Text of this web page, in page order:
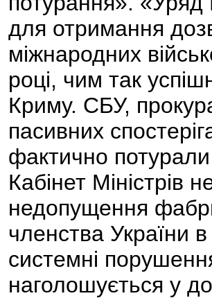
для отримання
міжнародних
році, чим так
Криму. СБУ,
пасивних
фактично потурали
Кабінет Міністрів
недопущення
членства України
системні
наголошується у